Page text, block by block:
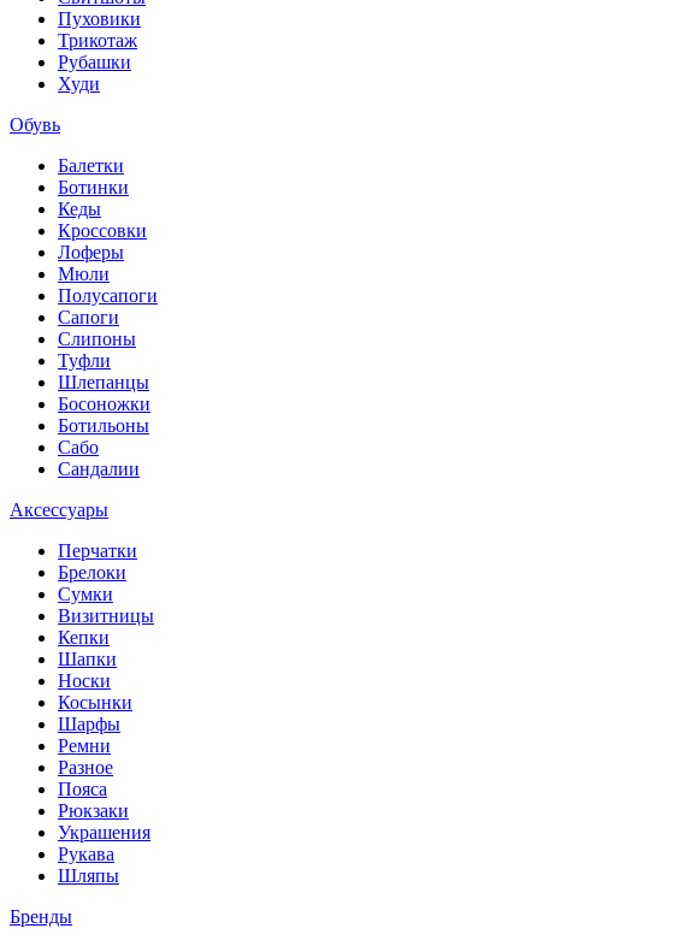
Пуховики
Трикотаж
Рубашки
Худи
Обувь
Балетки
Ботинки
Кеды
Кроссовки
Лоферы
Мюли
Полусапоги
Сапоги
Слипоны
Туфли
Шлепанцы
Босоножки
Ботильоны
Сабо
Сандалии
Аксессуары
Перчатки
Брелоки
Сумки
Визитницы
Кепки
Шапки
Носки
Косынки
Шарфы
Ремни
Разное
Пояса
Рюкзаки
Украшения
Рукава
Шляпы
Бренды